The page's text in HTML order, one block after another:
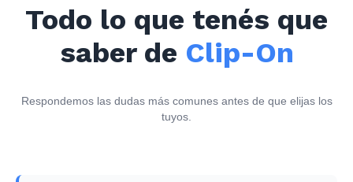
Todo lo que tenés que
saber de Clip-On
Respondemos las dudas más comunes antes de que elijas los
tuyos.